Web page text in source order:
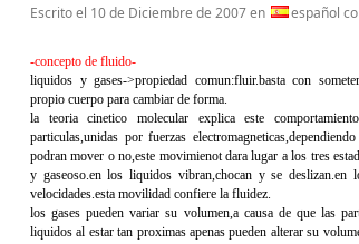
Escrito el 10 de Diciembre de 2007en español
-concepto de fluido-
liquidos y gases->propiedad comun:fluir.basta con
propio cuerpo para cambiar de forma.
la teoria cinetico molecular explica este
particulas,unidas por fuerzas
podran mover o no,este movimienot dara lugar a los tres
y gaseoso.en los liquidos vibran,chocan y se deslizan.en
velocidades.esta movilidad confiere la fluidez.
los gases pueden variar su volumen,a causa de que las
liquidos al estar tan proximas apenas pueden alterar su